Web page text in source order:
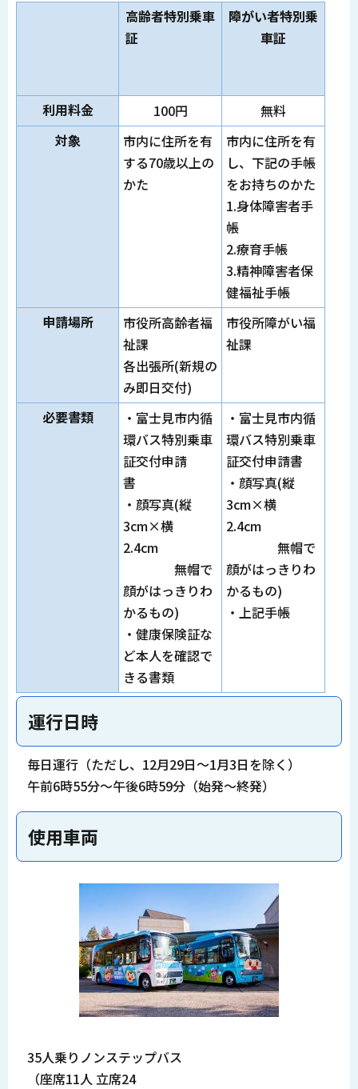
高齢者特別乗車
証
障がい者特別乗
車証
利用料金 100円
無料
対象
市内に住所を有
する70歳以上の
かた
市内に住所を有
し、下記の手帳
をお持ちのかた
1.身体障害者手
帳
2.療育手帳
3.精神障害者保
健福祉手帳
申請場所
市役所高齢者福
祉課
各出張所(新規の
み即日交付)
市役所障がい福
祉課
必要書類
・富士見市内循
環バス特別乗車
証交付申請
書
・顔写真(縦
3cm×横
2.4cm
無帽で
顔がはっきりわ
かるもの)
・健康保険証な
ど本人を確認で
きる書類
・富士見市内循
環バス特別乗車
証交付申請書
・顔写真(縦
3cm×横
2.4cm
無帽で
顔がはっきりわ
かるもの)
・上記手帳
運行日時
毎日運行（ただし、12月29日～1月3日を除く）
午前6時55分～午後6時59分（始発～終発）
使用車両
35人乗りノンステップバス
（座席11人 立席24